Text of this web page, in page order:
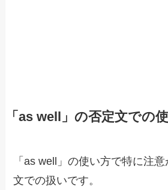
「as well」の否定文での
「as well」の使い方で特に注
文での扱いです。